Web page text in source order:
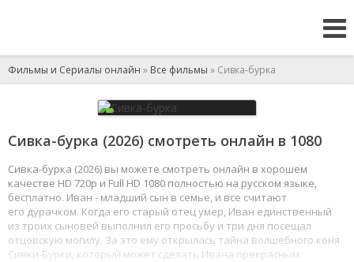
Фильмы и Сериалы онлайн » Все фильмы » Сивка-бурка
Сивка-бурка (2026) смотреть онлайн в 1080
Сивка-бурка (2026) вы можете смотреть онлайн в хорошем
качестве HD 720p и Full HD 1080 полностью на русском языке,
бесплатно. Иван - младший сын в семье, и все считают
его дурачком. Когда его старый отец умер, Иван единственный
из троих сыновей выполнил его просьбу и три дня посещал
отцовскую могилу. За это ему открылась тайна волшебного коня
Сивки-Бурки, который может сделать Ивана прекрасным